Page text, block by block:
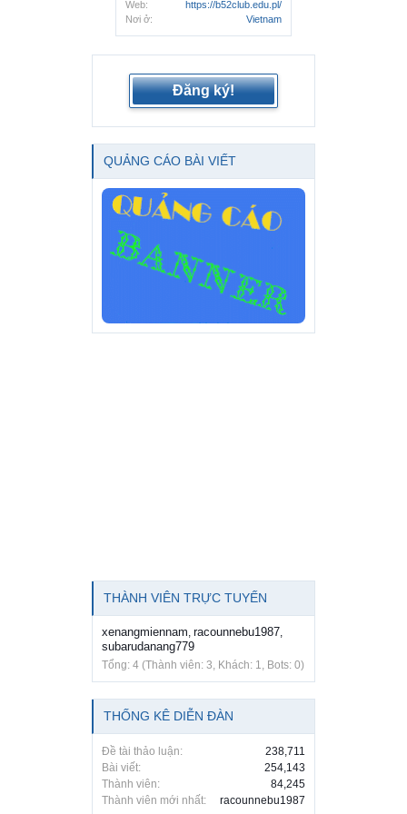
Web:
https://b52club.edu.pl/
Nơi ở:
Vietnam
Đăng ký!
QUẢNG CÁO BÀI VIẾT
THÀNH VIÊN TRỰC TUYẾN
xenangmiennam, racounnebu1987,
subarudanang779
Tổng: 4 (Thành viên: 3, Khách: 1, Bots: 0)
THỐNG KÊ DIỄN ĐÀN
Đề tài thảo luận:
238,711
Bài viết:
254,143
Thành viên:
84,245
Thành viên mới nhất:
racounnebu1987